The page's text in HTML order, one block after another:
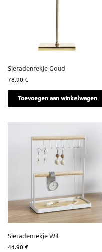
Sieradenrekje Goud
78.90€
Toevoegen aan winkelwagen
Sieradenrekje Wit
44.90€